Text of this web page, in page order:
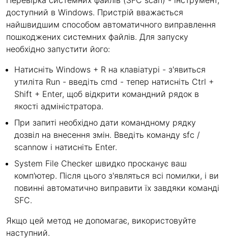
доступний в Windows. Пристрій вважається
найшвидшим способом автоматичного виправлення
пошкоджених системних файлів. Для запуску
необхідно запустити його:
Натисніть Windows + R на клавіатурі - з'явиться
утиліта Run - введіть cmd - тепер натисніть Ctrl +
Shift + Enter, щоб відкрити командний рядок в
якості адміністратора.
При запиті необхідно дати командному рядку
дозвіл на внесення змін. Введіть команду sfc /
scannow і натисніть Enter.
System File Checker швидко просканує ваш
комп'ютер. Після цього з'являться всі помилки, і ви
повинні автоматично виправити їх завдяки команді
SFC.
Якщо цей метод не допомагає, використовуйте
наступний.